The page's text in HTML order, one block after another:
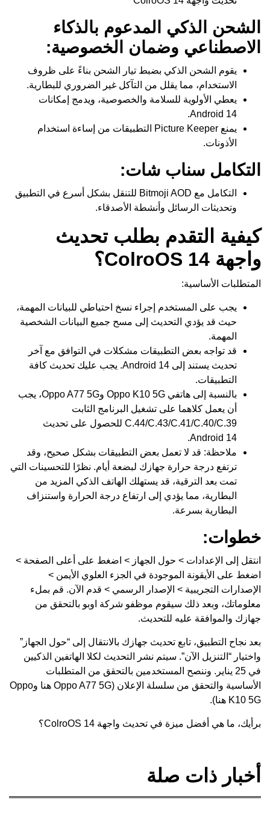
الشحن الذكي المدعوم بالذكاء
الاصطناعي وضمان الخصوصية:
يقوم الشحن الذكي بضبط تيار الشحن بناءً على ظروف
الاستخدام، مما يقلل من التآكل غير الضروري للبطارية.
يعطي الأولوية للسلامة والخصوصية، ويدمج إمكانات
Android 14.
يمنع Picture Keeper التطبيقات من إساءة استخدام
الأذونات.
التكامل سناب شات:
التكامل مع Bitmoji AOD للتنقل بشكل أسرع في التطبيق
وتحديثات الرسائل وأنشطة الأصدقاء.
كيفية التقدم بطلب تحديث
واجهة ColroOS 14؟
المتطلبات الأساسية:
يجب على المستخدم إجراء نسخ احتياطي للبيانات المهمة،
حيث قد يؤدي التحديث إلى مسح جميع البيانات الشخصية
المهمة.
قد تواجه بعض التطبيقات مشكلات في التوافق مع آخر
تحديث يستند إلى Android 14. يجب عليك تحديث كافة
التطبيقات.
بالنسبة إلى هاتفي Oppo K10 5G وOppo A77 5G، يجب
أن يعمل كلاهما على تشغيل البرنامج الثابت
C.44/C.43/C.41/C.40/C.39 للحصول على تحديث
Android 14.
ملاحظة: قد لا تعمل بعض التطبيقات بشكل صحيح، وقد
ترتفع درجة حرارة جهازك لبضعة أيام. نظرًا للتحسينات التي
تمت بعد الترقية، قد يستهلك الهاتف الذكي المزيد من
البطارية، مما يؤدي إلى ارتفاع درجة الحرارة واستنزاف
البطارية بسرعة.
خطوات:
انتقل إلى الإعدادات > حول الجهاز > اضغط على أعلى الصفحة >
اضغط على الأيقونة الموجودة في الجزء العلوي الأيمن >
الإصدارات التجريبية > الإصدار الرسمي > قدم الآن. قم بملء
معلوماتك، وبعد ذلك سيقوم موظفو شركة اوبو بالتحقق من
جهازك والموافقة عليه للتحديث.
بعد نجاح التطبيق، تابع تحديث جهازك بالانتقال إلى “حول الجهاز”
واختيار “التنزيل الآن”. سيتم نشر التحديث لكلا الهاتفين الذكيين
في 25 يناير. وننصح المستخدمين بالتحقق من المتطلبات
الأساسية والتحقق من سلسلة الإعلان (Oppo A77 5G
هنا
وOppo
K10 5G هنا).
برأيك، ما هي أفضل ميزة في تحديث واجهة ColroOS 14؟
أخبار ذات صلة